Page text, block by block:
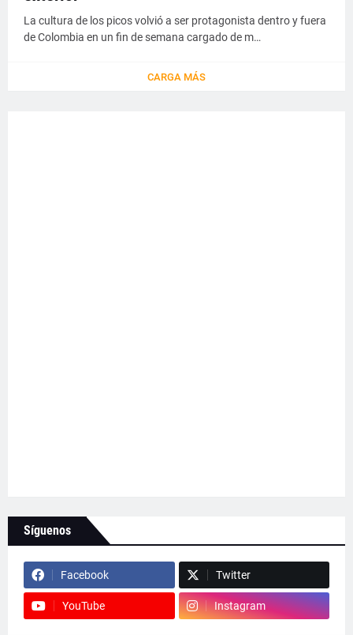
La cultura de los picos volvió a ser protagonista dentro y fuera
de Colombia en un fin de semana cargado de m…
CARGA MÁS
Síguenos
Facebook Twitter
YouTube Instagram